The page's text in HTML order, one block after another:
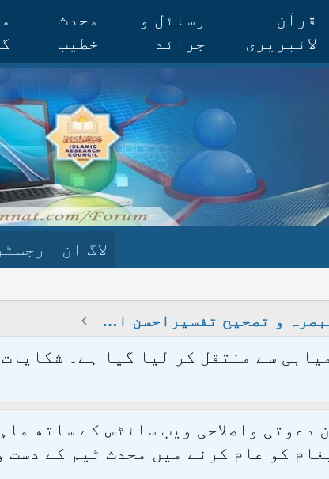
قرآن
لائبریری
رسائل و
جرائد
محدث
خطیب
لاگ ان رجسٹر
تبصرہ و تصحیح تفسیراحسن البیان (تفسیر مکی)
فورم کو نئےسافٹ ویئر زین فورو 2.1.7 پر کامیابی سے منتقل کر لیا گیا
دعوتی واصلاحی ویب سائٹس کے ساتھ
کو عام کرنے میں محدث ٹیم کے دست